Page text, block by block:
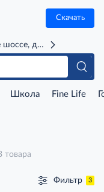
Скачать
д. 71Г (м. Речной
Школа Fine Life
товара
Фильтр 3